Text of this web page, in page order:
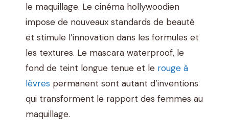
le maquillage. Le cinéma hollywoodien
impose de nouveaux standards de beauté
et stimule l’innovation dans les formules et
les textures. Le mascara waterproof, le
fond de teint longue tenue et le rouge à
lèvres permanent sont autant d’inventions
qui transforment le rapport des femmes au
maquillage.